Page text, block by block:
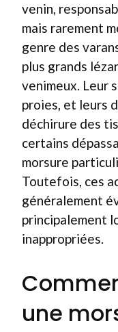
venin,
mais rarement
genre des
plus grands
venimeux. Leur
proies, et leurs
déchirure des
certains
morsure
Toutefois, ces
généralement
principalement
inappropriées.
une